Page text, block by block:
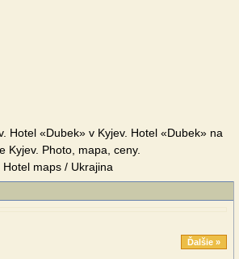
Hotel «Dubek» v Kyjev. Hotel «Dubek» na
Kyjev. Photo, mapa, ceny.
Hotel maps / Ukrajina
Ďalšie »